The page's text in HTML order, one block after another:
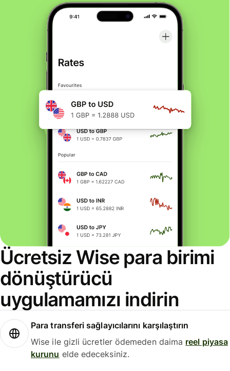
Ücretsiz Wise para birimi
dönüştürücü
uygulamamızı indirin
Para transferi sağlayıcılarını karşılaştırın
Wise ile gizli ücretler ödemeden daima reel piyasa
kurunu elde edeceksiniz.